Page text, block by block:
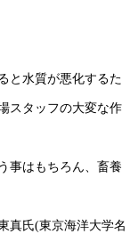
と水質が悪化するた
スタッフの大変な作
事はもちろん、畜養
真氏(東京海洋大学名